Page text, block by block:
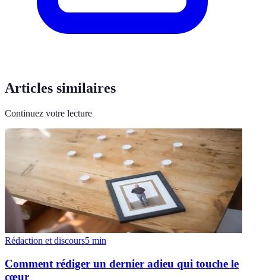
Articles similaires
Continuez votre lecture
Rédaction et discours5 min
Comment rédiger un dernier adieu qui touche le
cœur